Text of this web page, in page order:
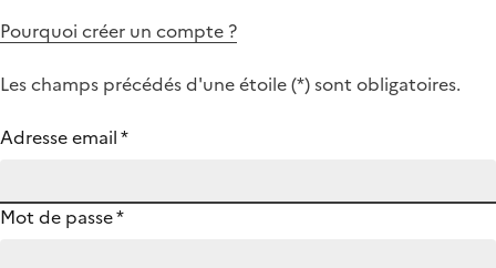
Pourquoi créer un compte ?
Les champs précédés d'une étoile (*) sont obligatoires.
Adresse email*
Mot de passe*